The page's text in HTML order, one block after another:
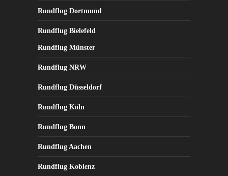
Rundflug Dortmund
Rundflug Bielefeld
Rundflug Münster
Rundflug NRW
Rundflug Düsseldorf
Rundflug Köln
Rundflug Bonn
Rundflug Aachen
Rundflug Koblenz